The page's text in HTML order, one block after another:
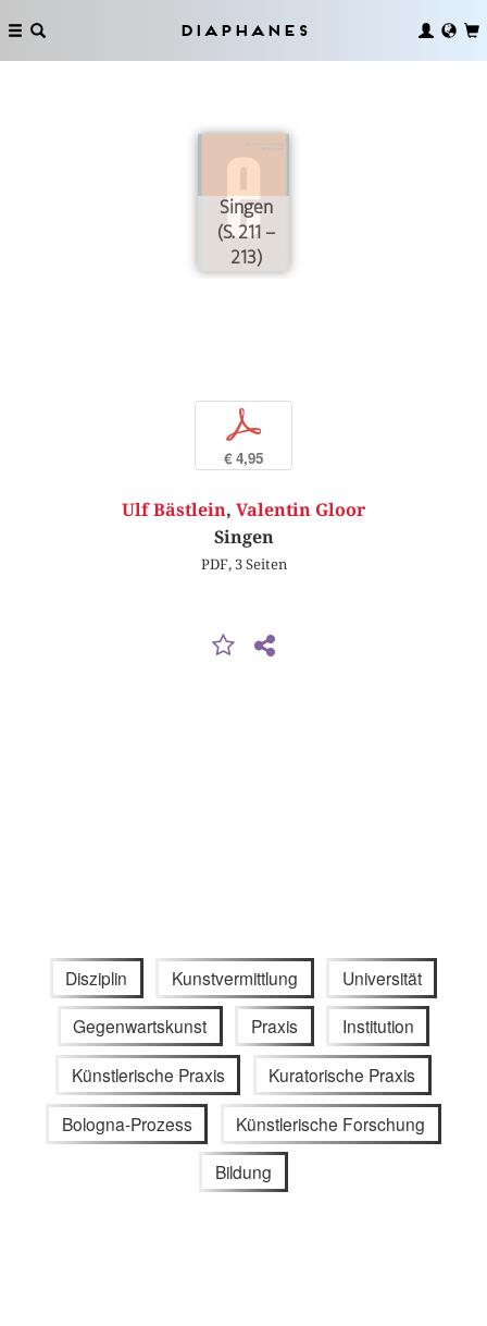
Diaphanes
Singen
(S. 211 –
213)
p
€ 4,95
Ulf Bästlein, Valentin Gloor
Singen
PDF, 3 Seiten
Disziplin Kunstvermittlung Universität
Gegenwartskunst Praxis Institution
Künstlerische Praxis Kuratorische Praxis
Bologna-Prozess Künstlerische Forschung
Bildung